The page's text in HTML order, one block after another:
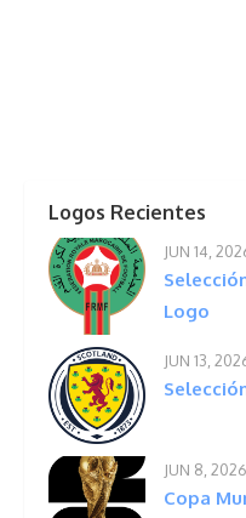
Logos Recientes
JUN 14,
Logo
JUN 13,
JUN 8, 2026
Copa